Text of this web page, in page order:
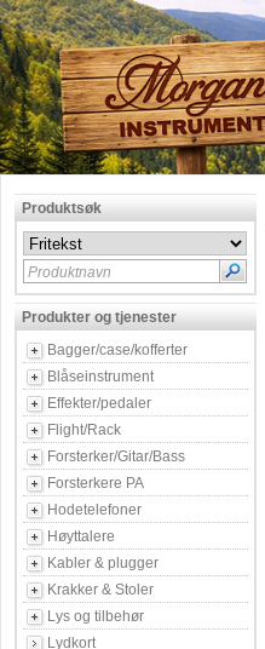
Produktsøk
Produktnavn
Produkter og tjenester
Bagger/case/kofferter
Blåseinstrument
Effekter/pedaler
Flight/Rack
Forsterker/Gitar/Bass
Forsterkere PA
Hodetelefoner
Høyttalere
Kabler & plugger
Krakker & Stoler
Lys og tilbehør
Lydkort